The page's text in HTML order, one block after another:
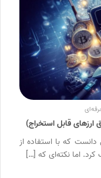
قابل استخراج)
دانست که با استفاده از
اما نکته‌ای که […]